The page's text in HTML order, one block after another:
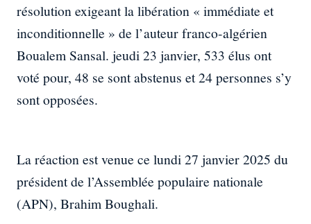
résolution exigeant la libération « immédiate et
inconditionnelle » de l’auteur franco-algérien
Boualem Sansal. jeudi 23 janvier, 533 élus ont
voté pour, 48 se sont abstenus et 24 personnes s’y
sont opposées.
La réaction est venue ce lundi 27 janvier 2025 du
président de l’Assemblée populaire nationale
(APN), Brahim Boughali.